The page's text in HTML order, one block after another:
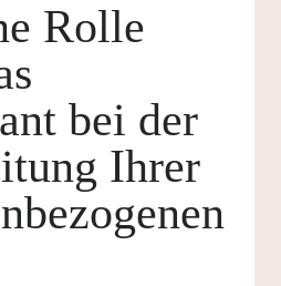
Rolle
bei der
Ihrer